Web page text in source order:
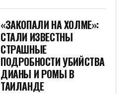
«ЗАКОПАЛИ НА ХОЛМЕ»:
СТАЛИ ИЗВЕСТНЫ
СТРАШНЫЕ
ПОДРОБНОСТИ УБИЙСТВА
ДИАНЫ И РОМЫ В
ТАИЛАНДЕ